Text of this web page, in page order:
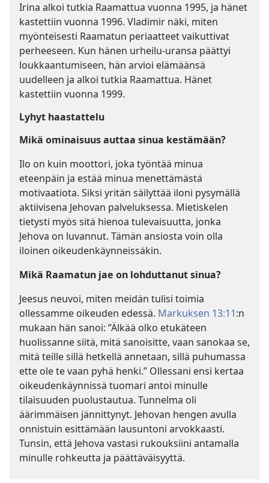
Irina alkoi tutkia Raamattua vuonna 1995, ja hänet
kastettiin vuonna 1996. Vladimir näki, miten
myönteisesti Raamatun periaatteet vaikuttivat
perheeseen. Kun hänen urheilu-uransa päättyi
loukkaantumiseen, hän arvioi elämäänsä
uudelleen ja alkoi tutkia Raamattua. Hänet
kastettiin vuonna 1999.
Lyhyt haastattelu
Mikä ominaisuus auttaa sinua kestämään?
Ilo on kuin moottori, joka työntää minua
eteenpäin ja estää minua menettämästä
motivaatiota. Siksi yritän säilyttää iloni pysymällä
aktiivisena Jehovan palveluksessa. Mietiskelen
tietysti myös sitä hienoa tulevaisuutta, jonka
Jehova on luvannut. Tämän ansiosta voin olla
iloinen oikeudenkäynneissäkin.
Mikä Raamatun jae on lohduttanut sinua?
Jeesus neuvoi, miten meidän tulisi toimia
ollessamme oikeuden edessä. Markuksen 13:11:n
mukaan hän sanoi: ”Älkää olko etukäteen
huolissanne siitä, mitä sanoisitte, vaan sanokaa se,
mitä teille sillä hetkellä annetaan, sillä puhumassa
ette ole te vaan pyhä henki.” Ollessani ensi kertaa
oikeudenkäynnissä tuomari antoi minulle
tilaisuuden puolustautua. Tunnelma oli
äärimmäisen jännittynyt. Jehovan hengen avulla
onnistuin esittämään lausuntoni arvokkaasti.
Tunsin, että Jehova vastasi rukouksiini antamalla
minulle rohkeutta ja päättäväisyyttä.